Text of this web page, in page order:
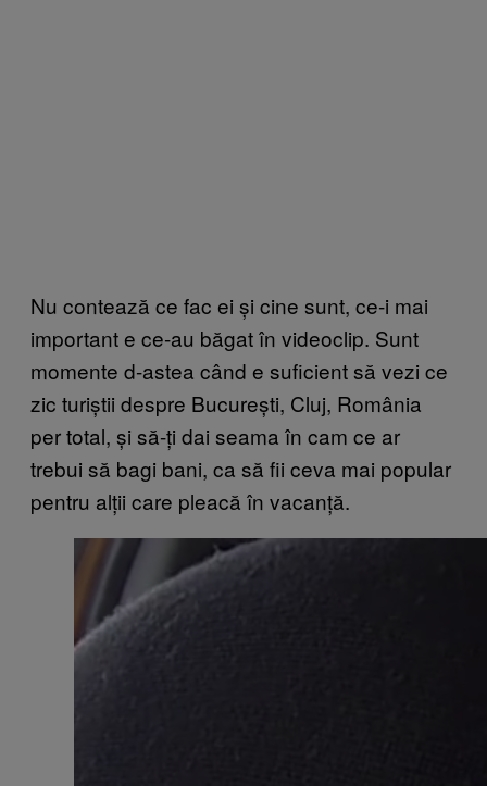
Nu contează ce fac ei și cine sunt, ce-i mai
important e ce-au băgat în videoclip. Sunt
momente d-astea când e suficient să vezi ce
zic turiștii despre București, Cluj, România
per total, și să-ți dai seama în cam ce ar
trebui să bagi bani, ca să fii ceva mai popular
pentru alții care pleacă în vacanță.